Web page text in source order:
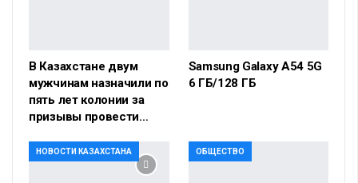
В Казахстане двум
мужчинам назначили по
пять лет колонии за
призывы провести…
Samsung Galaxy A54 5G
6 ГБ/128 ГБ
НОВОСТИ КАЗАХСТАНА ОБЩЕСТВО